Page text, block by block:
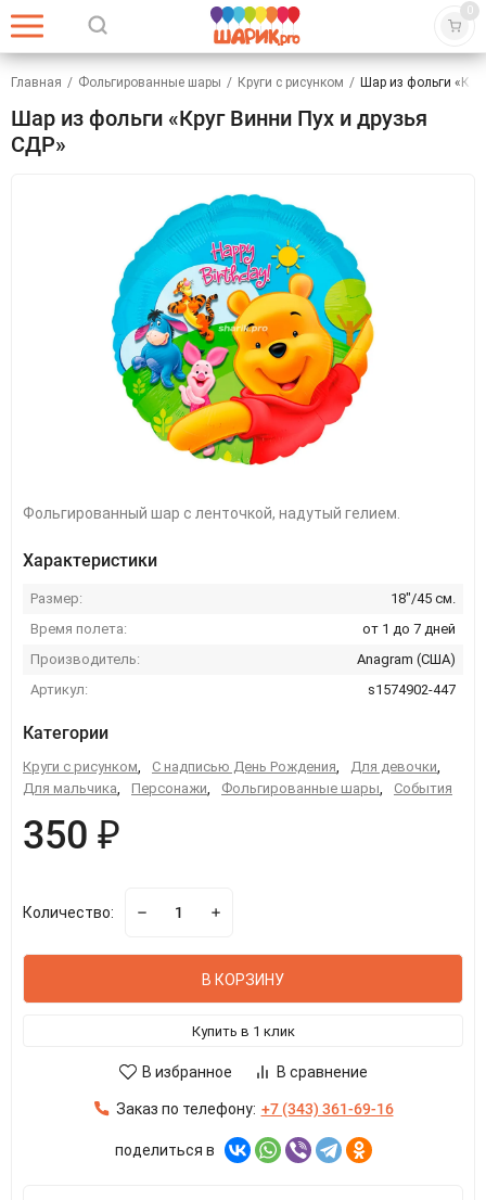
0
Главная / Фольгированные шары / Круги с рисунком / Шар из фольги
Шар из фольги «Круг Винни Пух и друзья
СДР»
Фольгированный шар с ленточкой, надутый гелием.
Характеристики
Размер:
18"/45 см.
Время полета:
от 1 до 7 дней
Производитель:
Anagram (США)
Артикул:
s1574902-447
Категории
Круги с рисунком, С надписью День Рождения, Для девочки,
Для мальчика, Персонажи, Фольгированные шары, События
350 ₽
Количество:
В КОРЗИНУ
Купить в 1 клик
В избранное В сравнение
Заказ по телефону: +7 (343) 361-69-16
поделиться в